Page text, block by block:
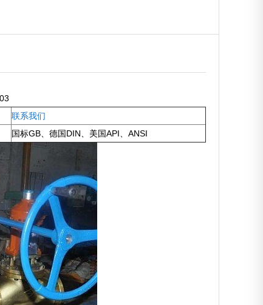
联系我们
国标GB、德国DIN、美国API、ANSI